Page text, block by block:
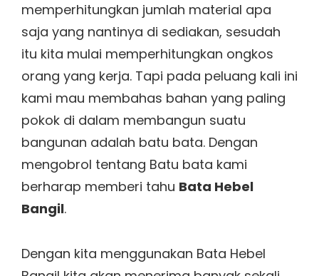
memperhitungkan jumlah material apa
saja yang nantinya di sediakan, sesudah
itu kita mulai memperhitungkan ongkos
orang yang kerja. Tapi pada peluang kali ini
kami mau membahas bahan yang paling
pokok di dalam membangun suatu
bangunan adalah batu bata. Dengan
mengobrol tentang Batu bata kami
berharap memberi tahu Bata Hebel
Bangil.
Dengan kita menggunakan Bata Hebel